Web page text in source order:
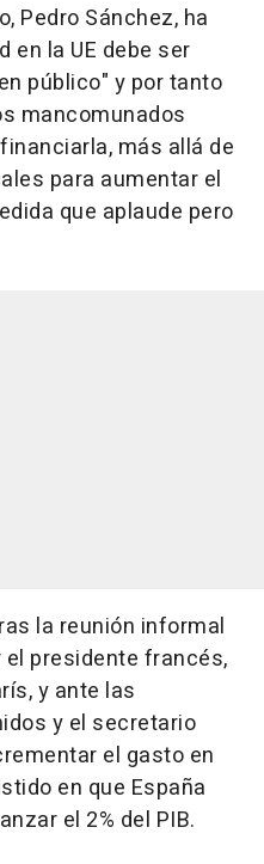
Pedro Sánchez, ha
en la UE debe ser
público" y por tanto
mancomunados
más allá de
para aumentar el
que aplaude pero
la reunión informal
presidente francés,
y ante las
y el secretario
el gasto en
en que España
el 2% del PIB.